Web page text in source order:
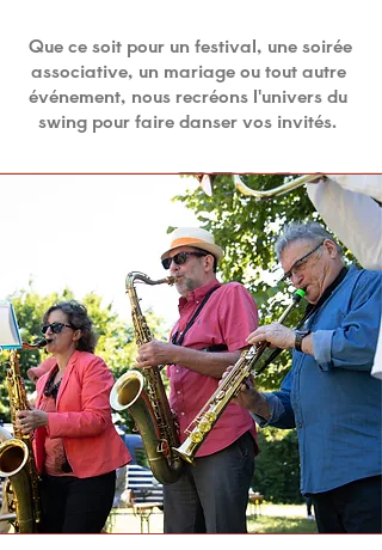
Que ce soit pour un festival, une soirée
associative, un mariage ou tout autre
événement, nous recréons l'univers du
swing pour faire danser vos invités.